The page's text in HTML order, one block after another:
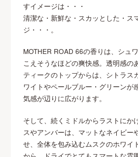
すイメージは・・・
清潔な・新鮮な・スカッとした・ス
ジ・・・。
MOTHER ROAD 66の香りは、シュ
こえそうなほどの爽快感。透明感の
ティークのトップからは、シトラス
ワイトやペールブルー・グリーンが
気感が辺りに広がります。
そして、続くミドルからラストにか
スやアンバーは、マットなネイビー
せ、全体を包み込むムスクのホワイ